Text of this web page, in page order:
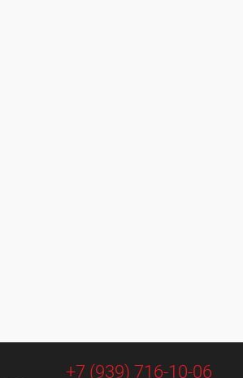
+7 (939) 716-10-06